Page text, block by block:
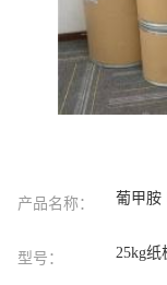
产品名称： 葡甲胺
型号： 25kg纸